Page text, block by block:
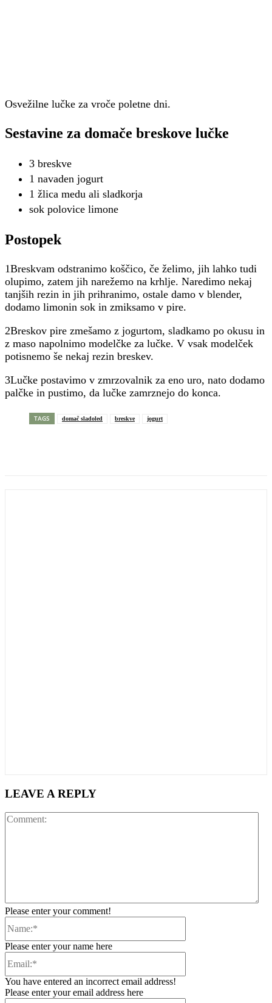
Osvežilne lučke za vroče poletne dni.
Sestavine za domače breskove lučke
3 breskve
1 navaden jogurt
1 žlica medu ali sladkorja
sok polovice limone
Postopek
1Breskvam odstranimo koščico, če želimo, jih lahko tudi
olupimo, zatem jih narežemo na krhlje. Naredimo nekaj
tanjših rezin in jih prihranimo, ostale damo v blender,
dodamo limonin sok in zmiksamo v pire.
2Breskov pire zmešamo z jogurtom, sladkamo po okusu in
z maso napolnimo modelčke za lučke. V vsak modelček
potisnemo še nekaj rezin breskev.
3Lučke postavimo v zmrzovalnik za eno uro, nato dodamo
palčke in pustimo, da lučke zamrznejo do konca.
TAGS domač sladoled breskve jogurt
LEAVE A REPLY
Please enter your comment!
Please enter your name here
You have entered an incorrect email address!
Please enter your email address here